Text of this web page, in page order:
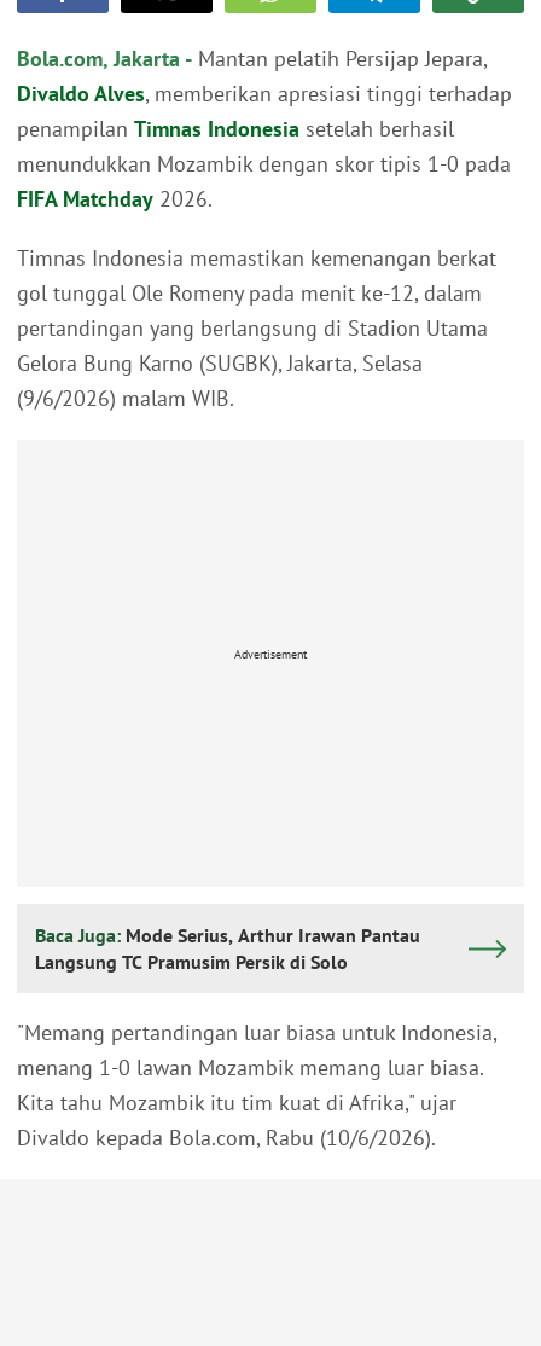
Bola.com, Jakarta - Mantan pelatih Persijap Jepara,
Divaldo Alves, memberikan apresiasi tinggi terhadap
penampilan Timnas Indonesia setelah berhasil
menundukkan Mozambik dengan skor tipis 1-0 pada
FIFA Matchday 2026.
Timnas Indonesia memastikan kemenangan berkat
gol tunggal Ole Romeny pada menit ke-12, dalam
pertandingan yang berlangsung di Stadion Utama
Gelora Bung Karno (SUGBK), Jakarta, Selasa
(9/6/2026) malam WIB.
Advertisement
Baca Juga: Mode Serius, Arthur Irawan Pantau
Langsung TC Pramusim Persik di Solo
"Memang pertandingan luar biasa untuk Indonesia,
menang 1-0 lawan Mozambik memang luar biasa.
Kita tahu Mozambik itu tim kuat di Afrika," ujar
Divaldo kepada Bola.com, Rabu (10/6/2026).